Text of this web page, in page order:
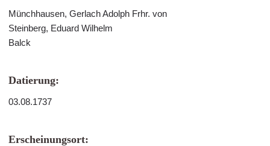
Münchhausen, Gerlach Adolph Frhr. von
Steinberg, Eduard Wilhelm
Balck
Datierung:
03.08.1737
Erscheinungsort: